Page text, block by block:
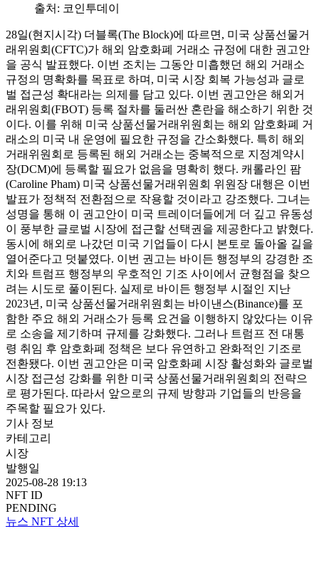
출처: 코인투데이
28일(현지시각) 더블록(The Block)에 따르면, 미국 상품선물거
래위원회(CFTC)가 해외 암호화폐 거래소 규정에 대한 권고안
을 공식 발표했다. 이번 조치는 그동안 미흡했던 해외 거래소
규정의 명확화를 목표로 하며, 미국 시장 회복 가능성과 글로
벌 접근성 확대라는 의제를 담고 있다. 이번 권고안은 해외거
래위원회(FBOT) 등록 절차를 둘러싼 혼란을 해소하기 위한 것
이다. 이를 위해 미국 상품선물거래위원회는 해외 암호화폐 거
래소의 미국 내 운영에 필요한 규정을 간소화했다. 특히 해외
거래위원회로 등록된 해외 거래소는 중복적으로 지정계약시
장(DCM)에 등록할 필요가 없음을 명확히 했다. 캐롤라인 팜
(Caroline Pham) 미국 상품선물거래위원회 위원장 대행은 이번
발표가 정책적 전환점으로 작용할 것이라고 강조했다. 그녀는
성명을 통해 이 권고안이 미국 트레이더들에게 더 깊고 유동성
이 풍부한 글로벌 시장에 접근할 선택권을 제공한다고 밝혔다.
동시에 해외로 나갔던 미국 기업들이 다시 본토로 돌아올 길을
열어준다고 덧붙였다. 이번 권고는 바이든 행정부의 강경한 조
치와 트럼프 행정부의 우호적인 기조 사이에서 균형점을 찾으
려는 시도로 풀이된다. 실제로 바이든 행정부 시절인 지난
2023년, 미국 상품선물거래위원회는 바이낸스(Binance)를 포
함한 주요 해외 거래소가 등록 요건을 이행하지 않았다는 이유
로 소송을 제기하며 규제를 강화했다. 그러나 트럼프 전 대통
령 취임 후 암호화폐 정책은 보다 유연하고 완화적인 기조로
전환됐다. 이번 권고안은 미국 암호화폐 시장 활성화와 글로벌
시장 접근성 강화를 위한 미국 상품선물거래위원회의 전략으
로 평가된다. 따라서 앞으로의 규제 방향과 기업들의 반응을
주목할 필요가 있다.
기사 정보
카테고리
시장
발행일
2025-08-28 19:13
NFT ID
PENDING
뉴스 NFT 상세